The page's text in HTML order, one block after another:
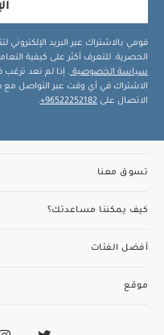
قومي بالاشتراك عبر البريد
الحصرية. للتعرف أكثر على كيفية
سياسة الخصوصية . إذا لم تعد ترغب
الاشتراك في أي وقت عبر التواصل مع
الاتصال على 96522252182+
.
تسوق معنا
كيف يمكننا مساعدتك؟
أفضل الفئات
موقع